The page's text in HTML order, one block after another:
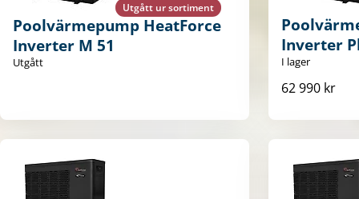
Utgått ur sortiment
Poolvärmepump HeatForce
Inverter M 51
Utgått
Inverter
I lager
62 990 kr